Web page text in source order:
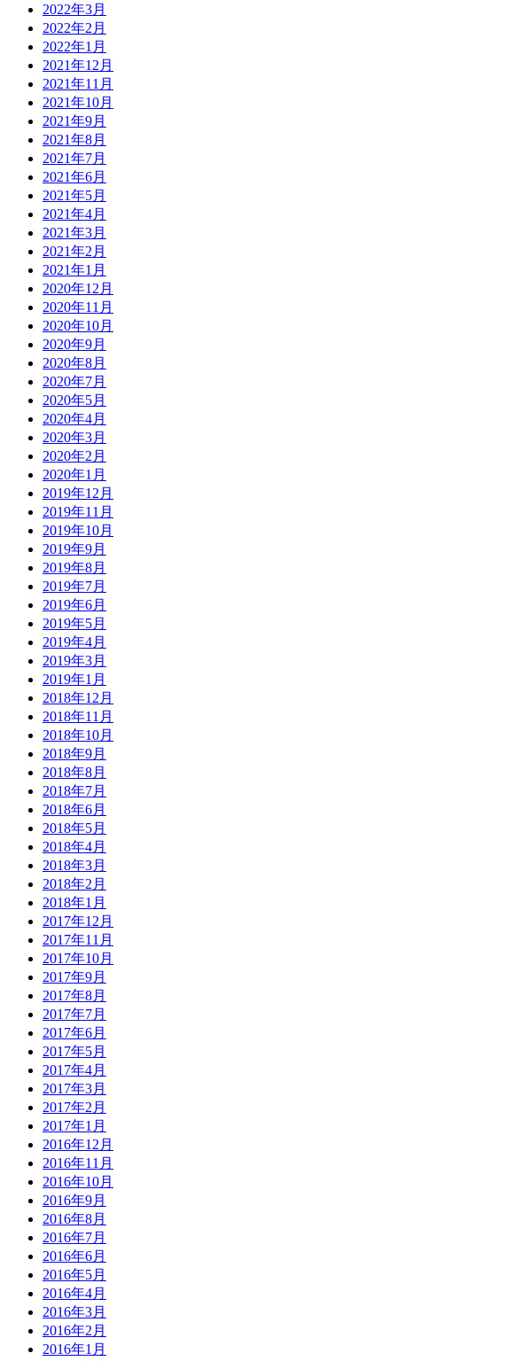
2022年3月
2022年2月
2022年1月
2021年12月
2021年11月
2021年10月
2021年9月
2021年8月
2021年7月
2021年6月
2021年5月
2021年4月
2021年3月
2021年2月
2021年1月
2020年12月
2020年11月
2020年10月
2020年9月
2020年8月
2020年7月
2020年5月
2020年4月
2020年3月
2020年2月
2020年1月
2019年12月
2019年11月
2019年10月
2019年9月
2019年8月
2019年7月
2019年6月
2019年5月
2019年4月
2019年3月
2019年1月
2018年12月
2018年11月
2018年10月
2018年9月
2018年8月
2018年7月
2018年6月
2018年5月
2018年4月
2018年3月
2018年2月
2018年1月
2017年12月
2017年11月
2017年10月
2017年9月
2017年8月
2017年7月
2017年6月
2017年5月
2017年4月
2017年3月
2017年2月
2017年1月
2016年12月
2016年11月
2016年10月
2016年9月
2016年8月
2016年7月
2016年6月
2016年5月
2016年4月
2016年3月
2016年2月
2016年1月